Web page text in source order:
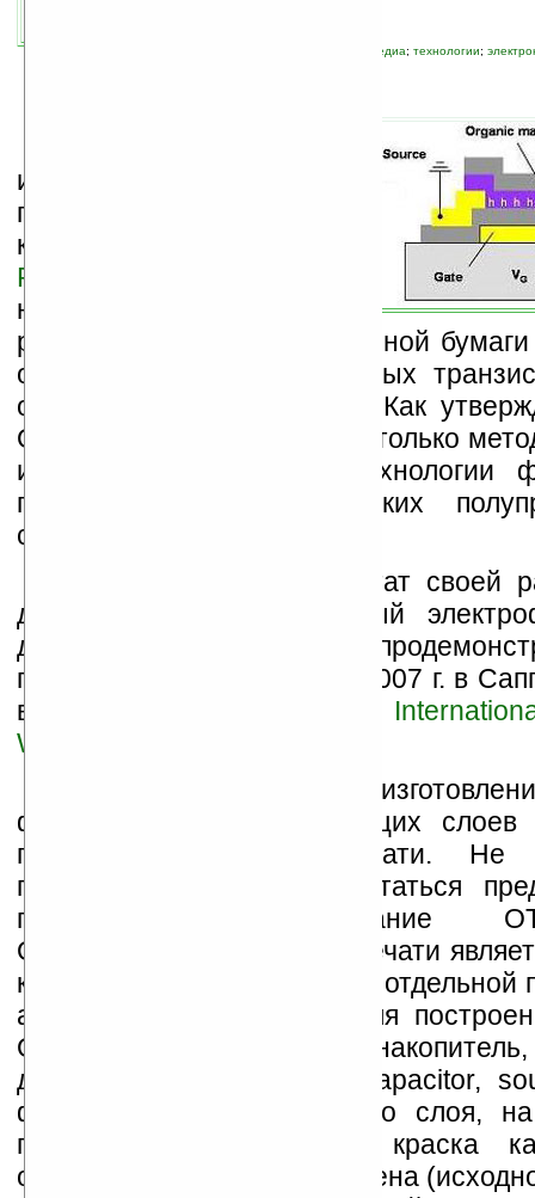
мультимедиа; технологии;
исследователей,
представляющей
компании
Printing
неплохих результатов в
разработке гибкой электронной
органических тонкопленочных
organic thin film transistor). Как
OTFT-основа изготовлена «только
использованием новой технологии
проводящих и органических
слоев.
Промежуточный результат своей
дюймовый микрокапсульный
дисплей, исследователи
проходившей 5-7 декабря 2007 г. в
выставке-конференции
Workshops
Примененная для его
формирования составляющих
принципе офсетной печати. Не
подробности, можно попытаться
происходит формирование
Особенностью офсетной печати
каждого цвета изображения отдельной
аналогии, скорее всего, для
OTFT-подложки (затвор,
дренаж — gate, storage capacitor,
формирования проводящего слоя,
пластины наносится не краска
отдельно, а раствор пентацена